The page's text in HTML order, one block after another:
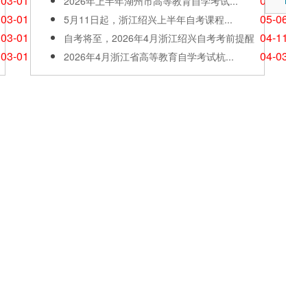
03-01
03-01
03-01
5月11日起，浙江绍兴上半年自考课程... 05-
自考将至，2026年4月浙江绍兴自考考前提醒 04-11
2026年4月浙江省高等教育自学考试杭... 04-